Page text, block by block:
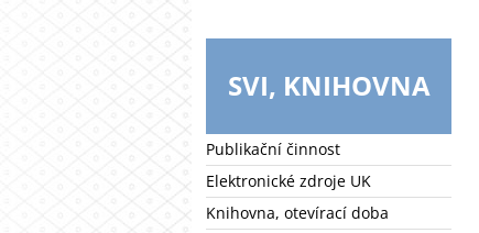
SVI, KNIHOVNA
Publikační činnost
Elektronické zdroje UK
Knihovna, otevírací doba